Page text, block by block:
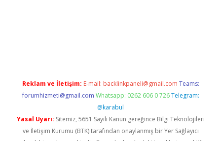
Reklam ve İletişim: E-mail: backlinkpaneli@gmail.com Teams:
forumhizmeti@gmail.com Whatsapp: 0262 606 0 726 Telegram:
@karabul
Yasal Uyarı: Sitemiz, 5651 Sayılı Kanun gereğince Bilgi Teknolojileri
ve İletişim Kurumu (BTK) tarafından onaylanmış bir Yer Sağlayıcı